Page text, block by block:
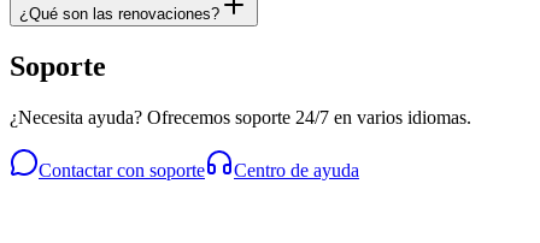
¿Qué son las renovaciones?
Soporte
¿Necesita ayuda? Ofrecemos soporte 24/7 en varios idiomas.
Contactar con soporte Centro de ayuda